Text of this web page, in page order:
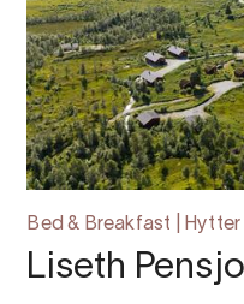
Bed & Breakfast | Hytter
Liseth